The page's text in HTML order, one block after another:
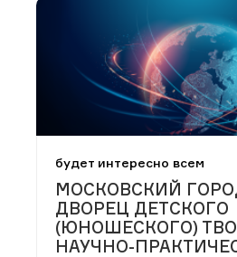
будет интересно всем
МОСКОВСКИЙ
ДВОРЕЦ ДЕТСКОГО
(ЮНОШЕСКОГО)
НАУЧНО-